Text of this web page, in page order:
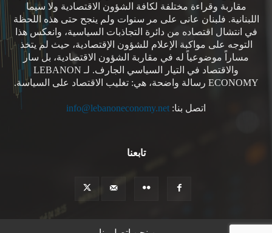
مقاربة وقراءة مختلفة لكافة الشؤون الاقتصادية ولا سيما
اللبنانية. فلبنان عانى على مر سنوات ولم ينجح حتى هذه اللحظة
في انتشال اقتصاده من دائرة التجاذبات السياسية، وانعكس هذا
التوجه على مواكبة الإعلام للشؤون الإقتصادية، حيث لم يتخذ
مساراً موضوعياً له في مقاربة الشؤون الاقتصادية، بل سار
والاقتصاد في التيار السياسي الجارف. لـ LEBANON
ECONOMY رسالة واضحة، هي: تغليب الاقتصاد على السياسة.
اتصل بنا: info@lebanoneconomy.net
تابعنا